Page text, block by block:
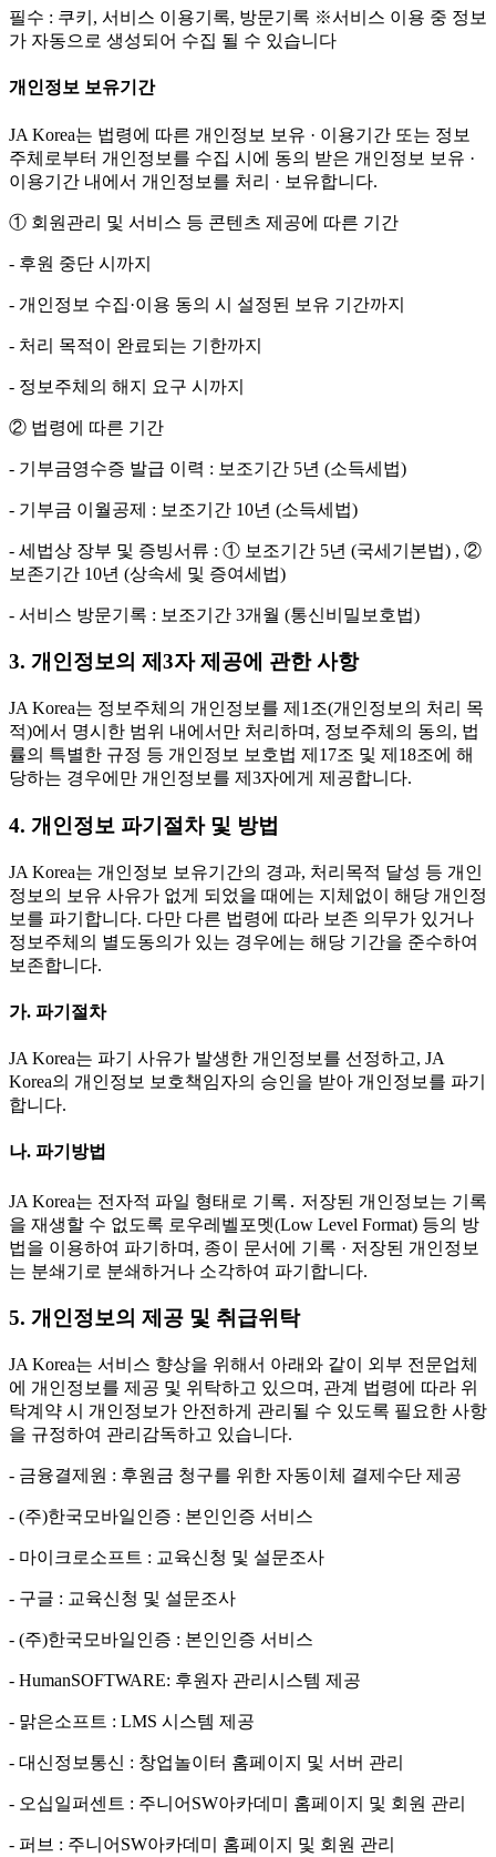
필수 : 쿠키, 서비스 이용기록, 방문기록 ※서비스 이용 중 정보
가 자동으로 생성되어 수집 될 수 있습니다
개인정보 보유기간
JA Korea는 법령에 따른 개인정보 보유 · 이용기간 또는 정보
주체로부터 개인정보를 수집 시에 동의 받은 개인정보 보유 ·
이용기간 내에서 개인정보를 처리 · 보유합니다.
① 회원관리 및 서비스 등 콘텐츠 제공에 따른 기간
- 후원 중단 시까지
- 개인정보 수집·이용 동의 시 설정된 보유 기간까지
- 처리 목적이 완료되는 기한까지
- 정보주체의 해지 요구 시까지
② 법령에 따른 기간
- 기부금영수증 발급 이력 : 보조기간 5년 (소득세법)
- 기부금 이월공제 : 보조기간 10년 (소득세법)
- 세법상 장부 및 증빙서류 : ① 보조기간 5년 (국세기본법) , ②
보존기간 10년 (상속세 및 증여세법)
- 서비스 방문기록 : 보조기간 3개월 (통신비밀보호법)
3. 개인정보의 제3자 제공에 관한 사항
JA Korea는 정보주체의 개인정보를 제1조(개인정보의 처리 목
적)에서 명시한 범위 내에서만 처리하며, 정보주체의 동의, 법
률의 특별한 규정 등 개인정보 보호법 제17조 및 제18조에 해
당하는 경우에만 개인정보를 제3자에게 제공합니다.
4. 개인정보 파기절차 및 방법
JA Korea는 개인정보 보유기간의 경과, 처리목적 달성 등 개인
정보의 보유 사유가 없게 되었을 때에는 지체없이 해당 개인정
보를 파기합니다. 다만 다른 법령에 따라 보존 의무가 있거나
정보주체의 별도동의가 있는 경우에는 해당 기간을 준수하여
보존합니다.
가. 파기절차
JA Korea는 파기 사유가 발생한 개인정보를 선정하고, JA
Korea의 개인정보 보호책임자의 승인을 받아 개인정보를 파기
합니다.
나. 파기방법
JA Korea는 전자적 파일 형태로 기록․ 저장된 개인정보는 기록
을 재생할 수 없도록 로우레벨포멧(Low Level Format) 등의 방
법을 이용하여 파기하며, 종이 문서에 기록 · 저장된 개인정보
는 분쇄기로 분쇄하거나 소각하여 파기합니다.
5. 개인정보의 제공 및 취급위탁
JA Korea는 서비스 향상을 위해서 아래와 같이 외부 전문업체
에 개인정보를 제공 및 위탁하고 있으며, 관계 법령에 따라 위
탁계약 시 개인정보가 안전하게 관리될 수 있도록 필요한 사항
을 규정하여 관리감독하고 있습니다.
- 금융결제원 : 후원금 청구를 위한 자동이체 결제수단 제공
- (주)한국모바일인증 : 본인인증 서비스
- 마이크로소프트 : 교육신청 및 설문조사
- 구글 : 교육신청 및 설문조사
- (주)한국모바일인증 : 본인인증 서비스
- HumanSOFTWARE: 후원자 관리시스템 제공
- 맑은소프트 : LMS 시스템 제공
- 대신정보통신 : 창업놀이터 홈페이지 및 서버 관리
- 오십일퍼센트 : 주니어SW아카데미 홈페이지 및 회원 관리
- 퍼브 : 주니어SW아카데미 홈페이지 및 회원 관리